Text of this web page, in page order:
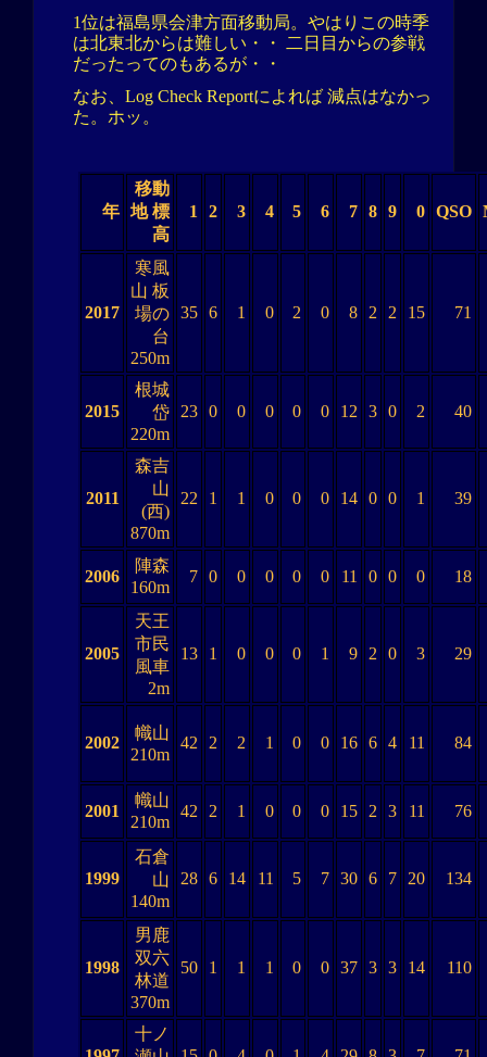
1位は福島県会津方面移動局。やはりこの時季
は北東北からは難しい・・ 二日目からの参戦
だったってのもあるが・・
なお、Log Check Reportによれば 減点はなかっ
た。ホッ。
年
移動
地 標
高
1 2 3 4 5 6 7 8 9 0 QSO
2017
寒風
山 板
場の
台
250m
35 6 1 0 2 0 8 2 2 15 71
2015
根城
岱
220m
23 0 0 0 0 0 12 3 0 2 40
2011
森吉
山
(西)
870m
22 1 1 0 0 0 14 0 0 1 39
2006
陣森
160m
7 0 0 0 0 0 11 0 0 0 18
2005
天王
市民
風車
2m
13 1 0 0 0 1 9 2 0 3 29
2002
幟山
210m
42 2 2 1 0 0 16 6 4 11 84
2001
幟山
210m
42 2 1 0 0 0 15 2 3 11 76
1999
石倉
山
140m
28 6 14 11 5 7 30 6 7 20 134
1998
男鹿
双六
林道
370m
50 1 1 1 0 0 37 3 3 14 110
十ノ